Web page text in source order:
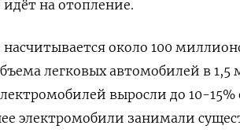
на отопление.
около 100
легковых автомобилей в 1,5
выросли до 10-15%
электромобили занимали